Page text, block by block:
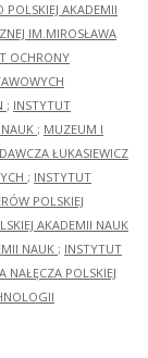
POLSKIEJ AKADEMII
IM.MIROSŁAWA
OCHRONY
; INSTYTUT
; MUZEUM I
ŁUKASIEWICZ
; INSTYTUT
POLSKIEJ
AKADEMII NAUK
NAUK ; INSTYTUT
NAŁĘCZA POLSKIEJ